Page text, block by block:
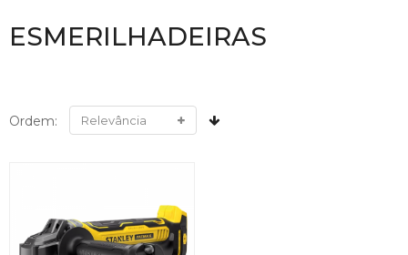
ESMERILHADEIRAS
Ordem: